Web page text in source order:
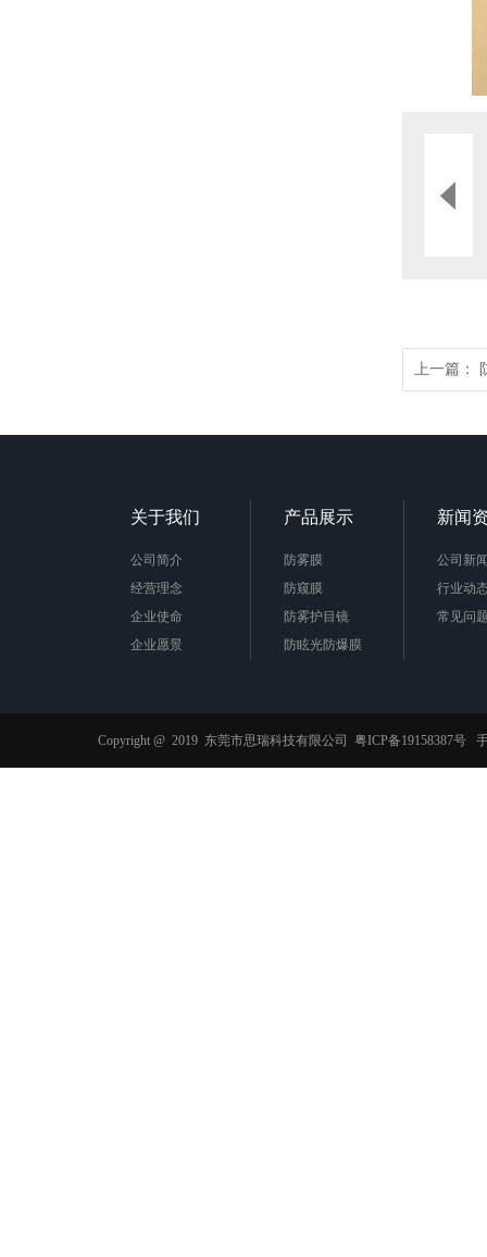
上一篇：
关于我们
公司简介
经营理念
企业使命
企业愿景
产品展示
防雾膜
防窥膜
防雾护目镜
防眩光防爆膜
新闻
公司新
行业动
常见问
Copyright @ 2019 东莞市思瑞科技有限公司 粤ICP备19158387号